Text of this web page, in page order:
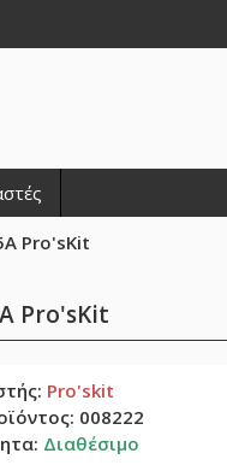
Pro'sKit
Pro'sKit
Pro'skit
008222
Διαθέσιμο